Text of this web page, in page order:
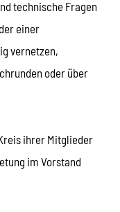
technische Fragen
einer
vernetzen,
oder über
ihrer Mitglieder
im Vorstand